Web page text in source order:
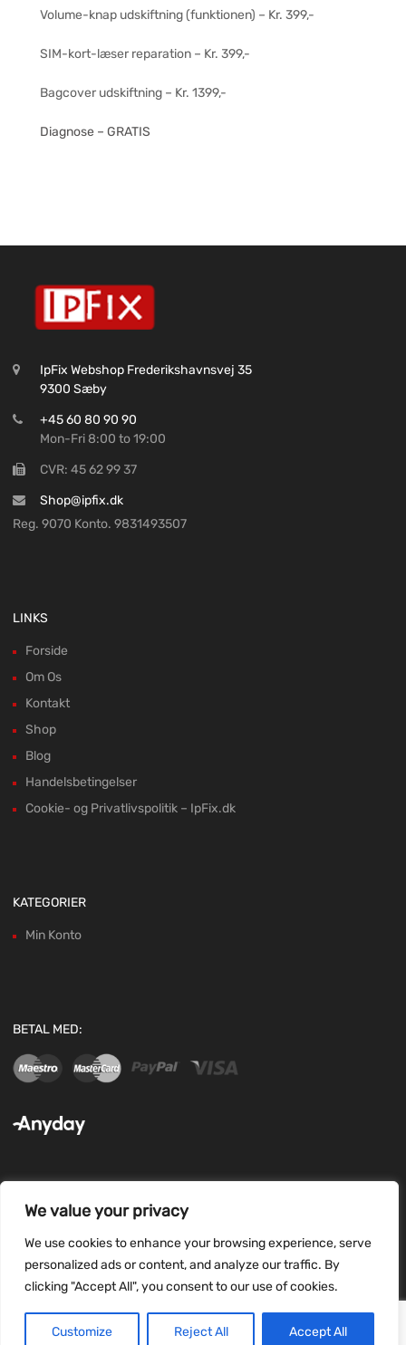
We value your privacy
We use cookies to enhance your browsing experience, serve
personalized ads or content, and analyze our traffic. By
clicking "Accept All", you consent to our use of cookies.
Customize Reject All Accept All
Volume-knap udskiftning (funktionen) – Kr. 399,-
SIM-kort-læser reparation – Kr. 399,-
Bagcover udskiftning – Kr. 1399,-
Diagnose – GRATIS
IpFix Webshop Frederikshavnsvej 35
9300 Sæby
+45 60 80 90 90
Mon-Fri 8:00 to 19:00
CVR: 45 62 99 37
Shop@ipfix.dk
Reg. 9070 Konto. 9831493507
LINKS
Forside
Om Os
Kontakt
Shop
Blog
Handelsbetingelser
Cookie- og Privatlivspolitik – IpFix.dk
KATEGORIER
Min Konto
BETAL MED:
FØLG OS: